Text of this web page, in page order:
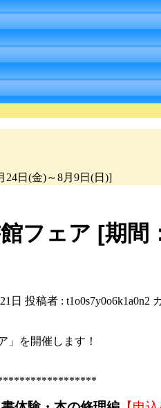
24日(金)～8月9日(日)]
フェア [期間
日 投稿者 : t1o0s7y0o6k1a0n2
」を開催します！